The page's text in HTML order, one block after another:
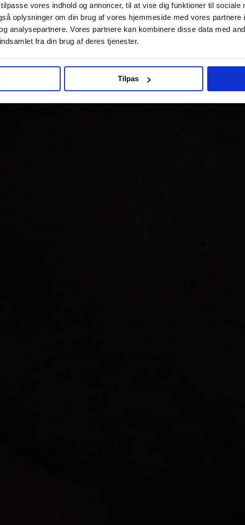
vores indhold og annoncer, til at vise dig funktioner til sociale
oplysninger om din brug af vores hjemmeside med vores partnere
analysepartnere. Vores partnere kan kombinere disse data med
fra din brug af deres tjenester.
Tilpas